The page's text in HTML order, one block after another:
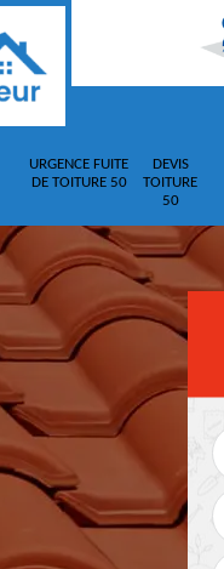
URGENCE FUITE
DE TOITURE 50
DEVIS
TOITURE
50